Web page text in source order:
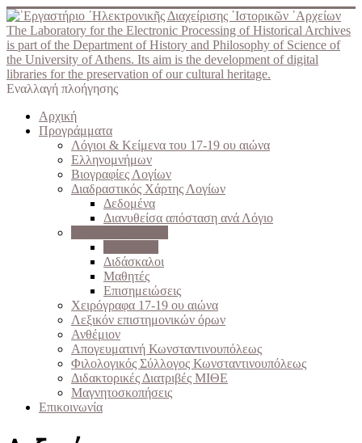
The Laboratory for the Electronic Processing of Historical Archives
is part of the Department of History and Philosophy of Science of
the University of Athens. Its aim is the development of digital
libraries for the preservation of our cultural heritage.
Εναλλαγή πλοήγησης
Αρχική
Προγράμματα
Λόγιοι & Κείμενα του 17-19 ου αιώνα
Ελληνομνήμων
Βιογραφίες Λογίων
Διαδραστικός Χάρτης Λογίων
Δεδομένα
Διανυθείσα απόσταση ανά Λόγιο
Διδάσκαλοι
Μαθητές
Επισημειώσεις
Χειρόγραφα 17-19 ου αιώνα
Λεξικόν επιστημονικών όρων
Ανθέμιον
Απογευματινή Κωνσταντινουπόλεως
Φιλολογικός Σύλλογος Κωνσταντινουπόλεως
Διδακτορικές Διατριβές ΜΙΘΕ
Μαγνητοσκοπήσεις
Επικοινωνία